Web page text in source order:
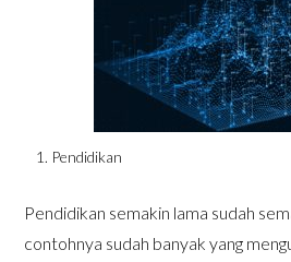
Pendidikan
Pendidikan semakin lama sudah
contohnya sudah banyak yang